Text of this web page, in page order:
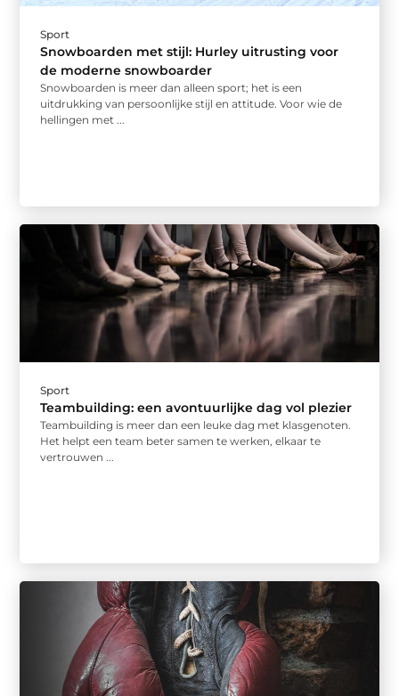
Sport
Snowboarden met stijl: Hurley uitrusting voor
de moderne snowboarder
Snowboarden is meer dan alleen sport; het is een
uitdrukking van persoonlijke stijl en attitude. Voor wie de
hellingen met ...
Sport
Teambuilding: een avontuurlijke dag vol plezier
Teambuilding is meer dan een leuke dag met klasgenoten.
Het helpt een team beter samen te werken, elkaar te
vertrouwen ...